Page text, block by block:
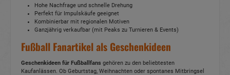
Hohe Nachfrage und schnelle Drehung
Perfekt für Impulskäufe geeignet
Kombinierbar mit regionalen Motiven
Ganzjährig verkaufbar (mit Peaks zu Turnieren & Events)
Fußball Fanartikel als Geschenkideen
Geschenkideen für Fußballfans gehören zu den beliebtesten
Kaufanlässen. Ob Geburtstag, Weihnachten oder spontanes Mitbringsel